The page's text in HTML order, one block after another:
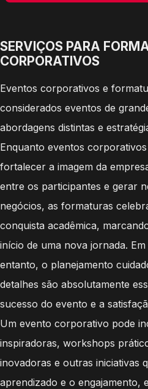
SERVIÇOS PARA
CORPORATIVOS
Eventos corporativos e
considerados eventos de
abordagens distintas e
Enquanto eventos
fortalecer a imagem da
entre os participantes e gerar
negócios, as formaturas
conquista acadêmica,
início de uma nova jornada.
entanto, o planejamento
detalhes são absolutamente
sucesso do evento e a
Um evento corporativo pode
inspiradoras, workshops
inovadoras e outras iniciativas
aprendizado e o engajamento,